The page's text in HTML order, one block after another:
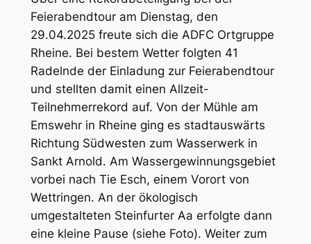
Feierabendtour am Dienstag, den
29.04.2025 freute sich die ADFC Ortgruppe
Rheine. Bei bestem Wetter folgten 41
Radelnde der Einladung zur Feierabendtour
und stellten damit einen Allzeit-
Teilnehmerrekord auf. Von der Mühle am
Emswehr in Rheine ging es stadtauswärts
Richtung Südwesten zum Wasserwerk in
Sankt Arnold. Am Wassergewinnungsgebiet
vorbei nach Tie Esch, einem Vorort von
Wettringen. An der ökologisch
umgestalteten Steinfurter Aa erfolgte dann
eine kleine Pause (siehe Foto). Weiter zum